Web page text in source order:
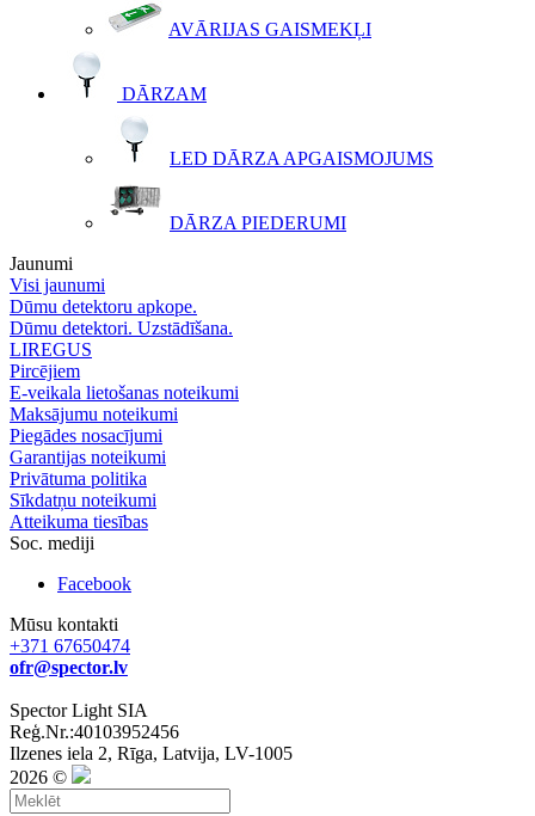
AVĀRIJAS GAISMEKĻI
DĀRZAM
LED DĀRZA APGAISMOJUMS
DĀRZA PIEDERUMI
Jaunumi
Visi jaunumi
Dūmu detektoru apkope.
Dūmu detektori. Uzstādīšana.
LIREGUS
Pircējiem
E-veikala lietošanas noteikumi
Maksājumu noteikumi
Piegādes nosacījumi
Garantijas noteikumi
Privātuma politika
Sīkdatņu noteikumi
Atteikuma tiesības
Soc. mediji
Facebook
Mūsu kontakti
+371 67650474
ofr@spector.lv
Spector Light SIA
Reģ.Nr.:40103952456
Ilzenes iela 2, Rīga, Latvija, LV-1005
2026 ©